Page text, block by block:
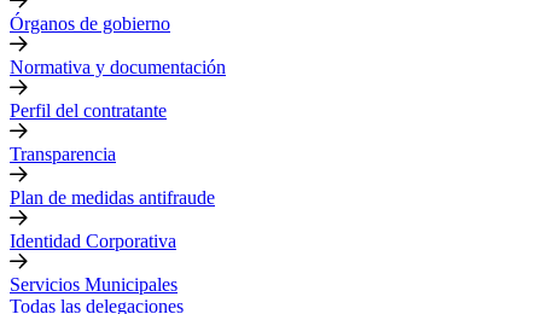
Órganos de gobierno
Normativa y documentación
Perfil del contratante
Transparencia
Plan de medidas antifraude
Identidad Corporativa
Servicios Municipales
Todas las delegaciones